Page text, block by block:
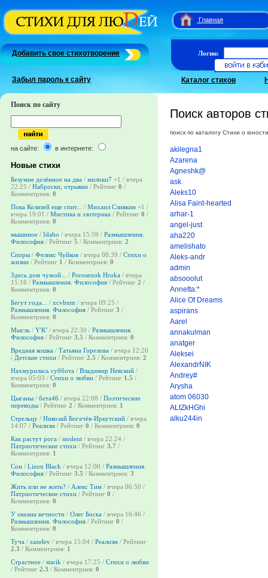
Главная
Добавить свое стихотворение
Забыл пароль к сайту
Логин:
Каталог стихов
Поиск по сайту
на сайте: в интернете:
Новые стихи
Безумие делённое на два / милоки7 +1 / вчера
22:25 / Наброски, отрывки / Рейтинг 0 /
Комментриев: 0
Пока Колизей еще спит...
/ Михаил Сливкин +1 /
вчера 19:01 / Мистика и эзотерика / Рейтинг 0 /
Комментриев: 0
мышиное / Idaho / вчера 15:59 / Размышления.
Философия / Рейтинг 5 / Комментриев: 2
Споры / Феликс Чуйков / вчера 08:39 / Стихи о
жизни / Рейтинг 1 / Комментриев: 0
Здесь дом чужой...
/ Porosenok Hruka / вчера
15:16 / Размышления. Философия / Рейтинг 2 /
Комментриев: 0
Бегут года...
/ xcvbnm / вчера 09:25 /
Размышления. Философия / Рейтинг 3 /
Комментриев: 0
Мысль / Y'K' / вчера 22:30 / Размышления.
Философия / Рейтинг 3.5 / Комментриев: 0
Вредная кошка / Татьяна Горелова / вчера 12:20
/ Детские стихи / Рейтинг 2.5 / Комментриев: 2
Нахмурилась суббота / Владимир Невский /
вчера 05:03 / Стихи о любви / Рейтинг 1.5 /
Комментриев: 0
Цыганы / бета46 / вчера 22:08 / Поэтические
переводы / Рейтинг 2 / Комментриев: 1
Стрельцу / Николай Богачёв-Иркутский / вчера
14:07 / Реализм / Рейтинг 0 / Комментриев: 0
Как растут рога / stodent / вчера 22:24 /
Патриотические стихи / Рейтинг 3.7 /
Комментриев: 1
Сон / Lizon Black / вчера 12:00 / Размышления.
Философия / Рейтинг 3.5 / Комментриев: 3
Жить или не жить? / Алекс Тим / вчера 06:50 /
Патриотические стихи / Рейтинг 0 /
Комментриев: 0
У океана вечности / Олег Боска / вчера 16:46 /
Размышления. Философия / Рейтинг 0 /
Комментриев: 0
Туча / zazelev / вчера 15:04 / Реализм / Рейтинг
2.3 / Комментриев: 1
Страстное / starik / вчера 17:25 / Стихи о любви
/ Рейтинг 2.3 / Комментриев: 0
Поиск авторов
поиск по каталогу Стихи о юности
akilegna1
Azarena
Agneshk@
ask
Aleks10
Alisa Faint-hearted
arhar-1
angel-just
aha220
amelishato
Aleks-andr
admin
absooolut
Annetta:*
Alice Of Dreams
aspirans
Aarel
annakulman
anatger
Aleksei
AlexandrNIK
Andrey#
Arysha
atom 06030
ALtZkHGhi
alku244in